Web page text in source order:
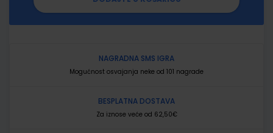
NAGRADNA SMS IGRA
Mogućnost osvajanja neke od 101 nagrade
BESPLATNA DOSTAVA
Za iznose veće od 62,50€